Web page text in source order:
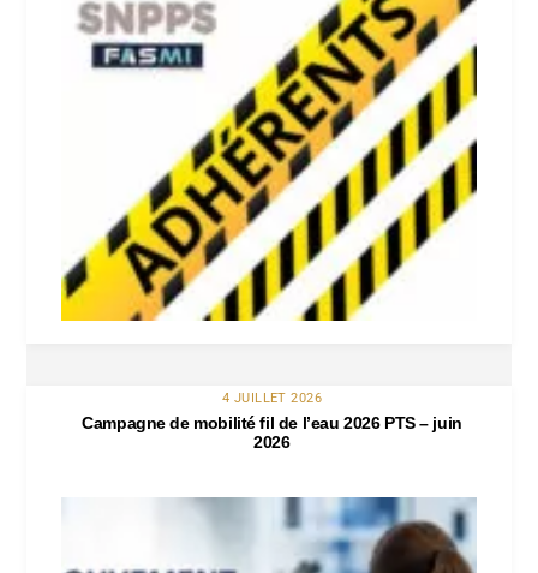
4 JUILLET 2026
Campagne de mobilité fil de l’eau 2026 PTS – juin
2026